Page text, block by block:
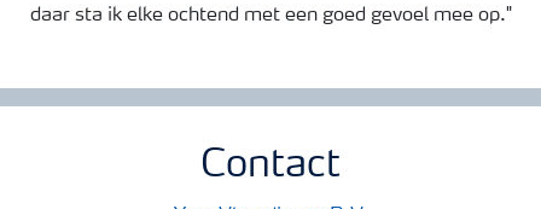
daar sta ik elke ochtend met een goed gevoel mee op."
Contact